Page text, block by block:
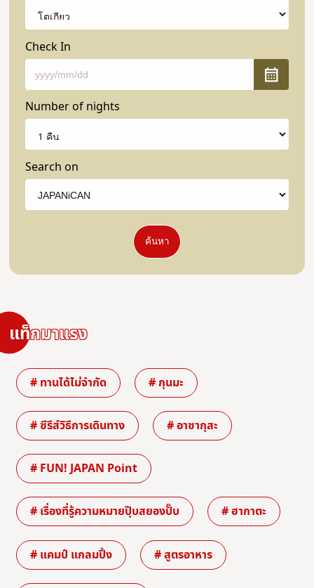
Check In
Number of nights
Search on
ค้นหา
แท็กมาแรง
# ทานได้ไม่จำกัด # กุนมะ
# ซีรีส์วิธีการเดินทาง # อาซากุสะ
# FUN! JAPAN Point
# เรื่องที่รู้ความหมายปุ๊บสยองปั๊บ # ฮากาตะ
# แคมป์ แกลมปิ้ง # สูตรอาหาร